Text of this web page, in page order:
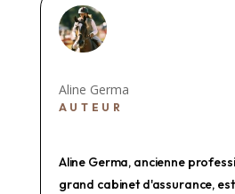
Aline Germa
AUTEUR
Aline Germa, ancienne
grand cabinet d'assurance,